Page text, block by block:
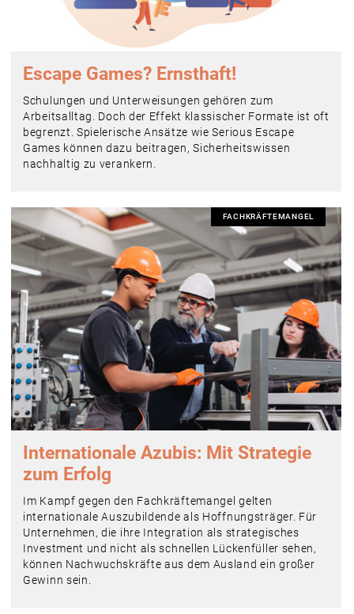
Escape Games? Ernsthaft!
Schulungen und Unterweisungen gehören zum
Arbeitsalltag. Doch der Effekt klassischer Formate ist oft
begrenzt. Spielerische Ansätze wie Serious Escape
Games können dazu beitragen, Sicherheitswissen
nachhaltig zu verankern.
FACHKRÄFTEMANGEL
Internationale Azubis: Mit Strategie
zum Erfolg
Im Kampf gegen den Fachkräftemangel gelten
internationale Auszubildende als Hoffnungsträger. Für
Unternehmen, die ihre Integration als strategisches
Investment und nicht als schnellen Lückenfüller sehen,
können Nachwuchskräfte aus dem Ausland ein großer
Gewinn sein.